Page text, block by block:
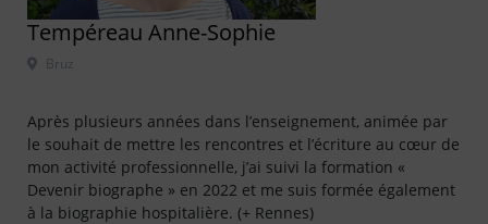
Tempéreau Anne-Sophie
Après plusieurs années dans l’enseignement, animée par
le souhait de mettre les rencontres et l’écriture au cœur de
mon activité professionnelle, j’ai suivi la formation «
Devenir biographe » en 2022 et me suis formée également
à la biographie hospitalière. (+ Rennes)